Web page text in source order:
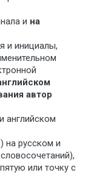
и на
и инициалы,
автор
английском
на русском и
или точку с